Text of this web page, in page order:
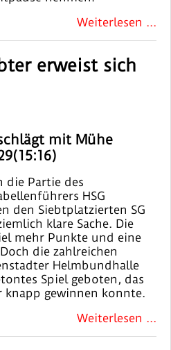
Weiterlesen ...
erweist sich
mit Mühe
die Partie des
HSG
den Siebtplatzierten SG
klare Sache. Die
mehr Punkte und eine
die zahlreichen
Helmbundhalle
Spiel geboten, das
knapp gewinnen konnte.
Weiterlesen ...